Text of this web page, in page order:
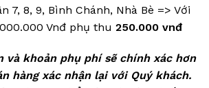
7, 8, 9, Bình Chánh, Nhà Bè => Với
Vnđ phụ thu 250.000 vnđ
và khoản phụ phí sẽ chính xác hơn
hàng xác nhận lại với Quý khách.